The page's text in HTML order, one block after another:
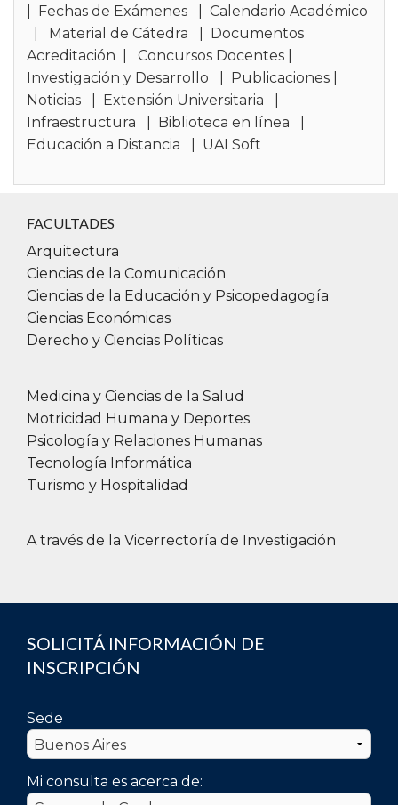
Fechas de Exámenes |Calendario Académico
Material de Cátedra
Documentos
Acreditación |Concursos Docentes
Investigación y Desarrollo
Publicaciones
Noticias
Extensión Universitaria
Infraestructura
Biblioteca en línea
Educación a Distancia
UAI Soft
FACULTADES
Arquitectura
Ciencias de la Comunicación
Ciencias de la Educación y Psicopedagogía
Ciencias Económicas
Derecho y Ciencias Políticas
Medicina y Ciencias de la Salud
Motricidad Humana y Deportes
Psicología y Relaciones Humanas
Tecnología Informática
Turismo y Hospitalidad
A través de la Vicerrectoría de Investigación
SOLICITÁ INFORMACIÓN DE
INSCRIPCIÓN
Sede
Mi consulta es acerca de: